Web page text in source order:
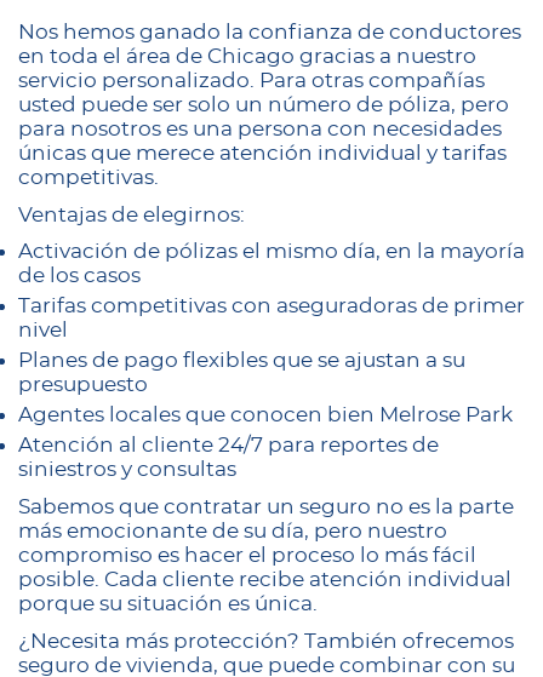
Nos hemos ganado la confianza de conductores
en toda el área de Chicago gracias a nuestro
servicio personalizado. Para otras compañías
usted puede ser solo un número de póliza, pero
para nosotros es una persona con necesidades
únicas que merece atención individual y tarifas
competitivas.
Ventajas de elegirnos:
Activación de pólizas el mismo día, en la mayoría
de los casos
Tarifas competitivas con aseguradoras de primer
nivel
Planes de pago flexibles que se ajustan a su
presupuesto
Agentes locales que conocen bien Melrose Park
Atención al cliente 24/7 para reportes de
siniestros y consultas
Sabemos que contratar un seguro no es la parte
más emocionante de su día, pero nuestro
compromiso es hacer el proceso lo más fácil
posible. Cada cliente recibe atención individual
porque su situación es única.
¿Necesita más protección? También ofrecemos
seguro de vivienda, que puede combinar con su